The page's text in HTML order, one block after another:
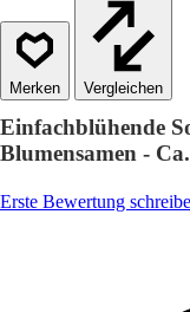
Vergleichen
Einfachblühende
Blumensamen -
Erste Bewertung